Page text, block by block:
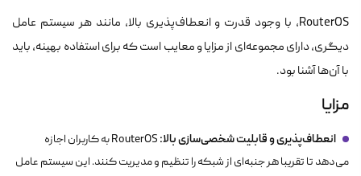
RouterOS، با وجود قدرت و انعطاف‌پذیری بالا، مانند هر سیستم عامل
دیگری، دارای مجموعه‌ای از مزایا و معایب است که برای استفاده بهینه، باید
با آن‌ها آشنا بود.
مزایا
انعطاف‌پذیری و قابلیت شخصی‌سازی بالا:
RouterOS به کاربران اجازه
می‌دهد تا تقریبا هر جنبه‌ای از شبکه را تنظیم و مدیریت کنند. این سیستم عامل